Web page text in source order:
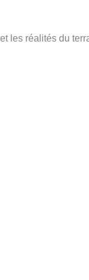
les réalités du